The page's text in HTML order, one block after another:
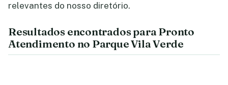
relevantes do nosso diretório.
Resultados encontrados para Pronto
Atendimento no Parque Vila Verde